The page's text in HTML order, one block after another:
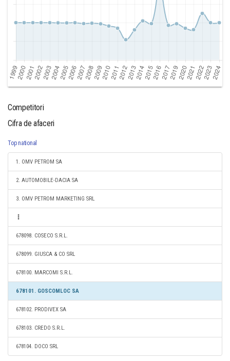
Competitori
Cifra de afaceri
Top national
1. OMV PETROM SA
2. AUTOMOBILE-DACIA SA
3. OMV PETROM MARKETING SRL
678098. COSECO S.R.L.
678099. GIUSCA & CO SRL
678100. MARCOMI S.R.L.
678101. GOSCOMLOC SA
678102. PRODIVEX SA
678103. CREDO S.R.L.
678104. DOCO SRL